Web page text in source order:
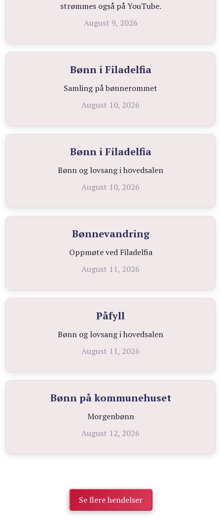
strømmes også på YouTube.
August 9, 2026
Bønn i Filadelfia
Samling på bønnerommet
August 10, 2026
Bønn i Filadelfia
Bønn og lovsang i hovedsalen
August 10, 2026
Bønnevandring
Oppmøte ved Filadelfia
August 11, 2026
Påfyll
Bønn og lovsang i hovedsalen
August 11, 2026
Bønn på kommunehuset
Morgenbønn
August 12, 2026
Se flere hendelser